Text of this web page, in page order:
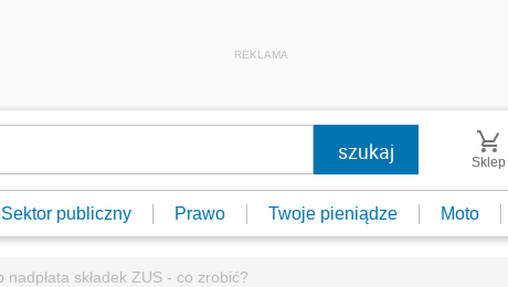
REKLAMA
Sklep
Sektor publiczny Prawo Twoje pieniądze Moto
nadpłata składek ZUS - co zrobić?